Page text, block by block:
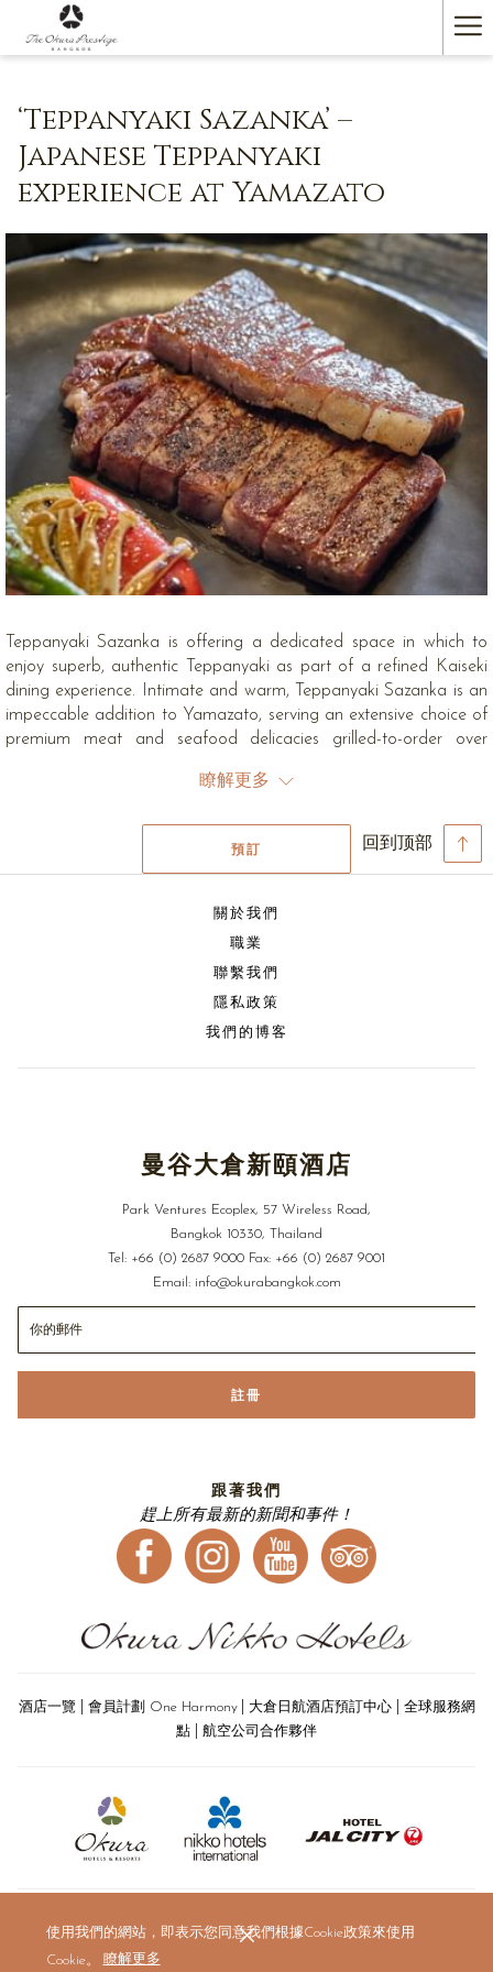
使用我們的網站，即表示您同意我們根據Cookie政策來使用
Cookie。
瞭解更多
‘Teppanyaki Sazanka’ –
Japanese Teppanyaki
experience at Yamazato
Teppanyaki Sazanka is offering a dedicated space in which to
enjoy superb, authentic Teppanyaki as part of a refined Kaiseki
dining experience. Intimate and warm, Teppanyaki Sazanka is an
impeccable addition to Yamazato, serving an extensive choice of
premium meat and seafood delicacies grilled-to-order over
‘Hikari Experience’ Baht 4,600++
‘Horashi Experience’ Baht 3,600++
‘Tsuki Experience’ Baht 3,600++
For more information please call +66 (0) 2 687 9000 or email:
Sazanka Experience Set Menu
瞭解更多
預訂 回到顶部
關於我們
職業
聯繫我們
隱私政策
我們的博客
曼谷大倉新頤酒店
Park Ventures Ecoplex, 57 Wireless Road,
Bangkok 10330, Thailand
Tel: +66 (0) 2687 9000 Fax: +66 (0) 2687 9001
Email: info@okurabangkok.com
註冊
跟著我們
趕上所有最新的新聞和事件！
酒店一覽 會員計劃 One Harmony 大倉日航酒店預訂中心
全球服務網
點
航空公司合作夥伴